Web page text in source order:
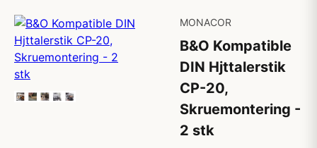
MONACOR
B&O Kompatible
DIN Hjttalerstik
CP-20,
Skruemontering -
2 stk